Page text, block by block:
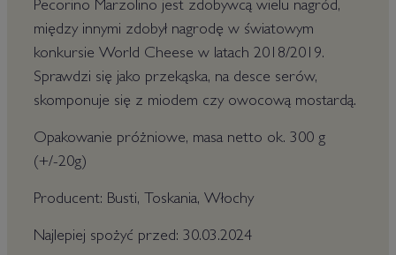
Pecorino Marzolino jest zdobywcą wielu nagród,
między innymi zdobył nagrodę w światowym
konkursie World Cheese w latach 2018/2019.
Sprawdzi się jako przekąska, na desce serów,
skomponuje się z miodem czy owocową mostardą.
Opakowanie próżniowe, masa netto ok. 300 g
(+/-20g)
Producent: Busti, Toskania, Włochy
Najlepiej spożyć przed: 30.03.2024